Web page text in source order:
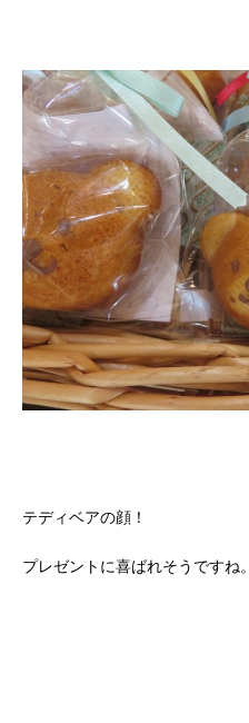
テディベアの顔！
プレゼントに喜ばれそうですね。